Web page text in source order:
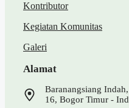
Kontributor
Kegiatan Komunitas
Galeri
Alamat
Baranangsiang
16, Bogor Timur -